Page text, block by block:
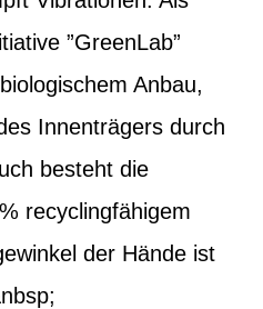
”GreenLab”
Anbau,
Innenträgers durch
besteht die
recyclingfähigem
der Hände ist